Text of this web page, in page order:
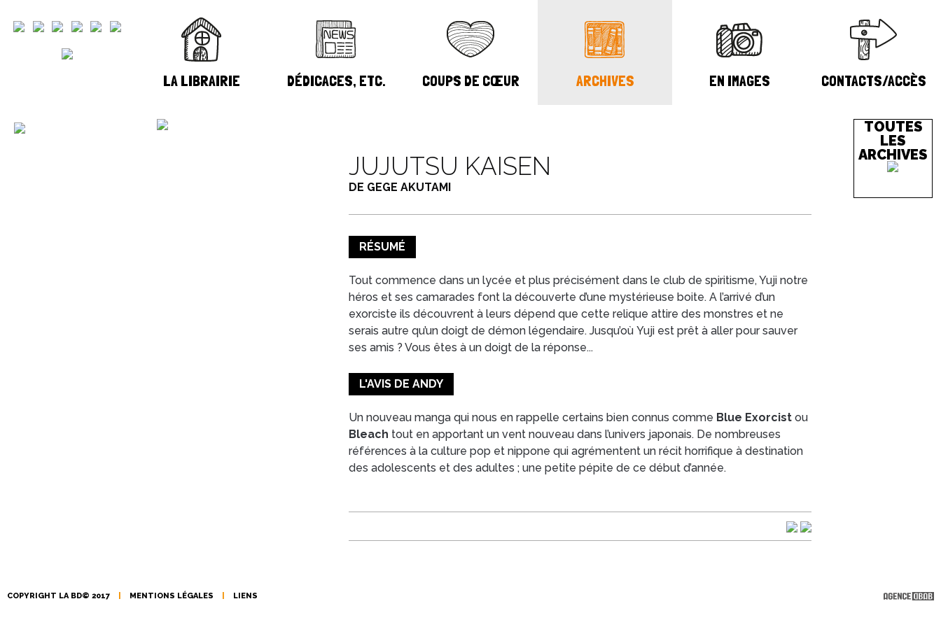
LA LIBRAIRIE DÉDICACES, ETC. COUPS DE CŒUR ARCHIVES EN IMAGES CONTACTS/ACCÈS
JUJUTSU KAISEN
DE GEGE AKUTAMI
RÉSUMÉ
Tout commence dans un lycée et plus précisément dans le club de spiritisme, Yuji notre
héros et ses camarades font la découverte d’une mystérieuse boite. A l’arrivé d’un
exorciste ils découvrent à leurs dépend que cette relique attire des monstres et ne
serais autre qu’un doigt de démon légendaire. Jusqu’où Yuji est prêt à aller pour sauver
ses amis ? Vous êtes à un doigt de la réponse...
L'AVIS DE ANDY
Un nouveau manga qui nous en rappelle certains bien connus comme Blue Exorcistou
Bleach tout en apportant un vent nouveau dans l’univers japonais. De nombreuses
références à la culture pop et nippone qui agrémentent un récit horrifique à destination
des adolescents et des adultes ; une petite pépite de ce début d’année.
TOUTES
LES
ARCHIVES
COPYRIGHT LA BD© 2017 MENTIONS LÉGALES LIENS